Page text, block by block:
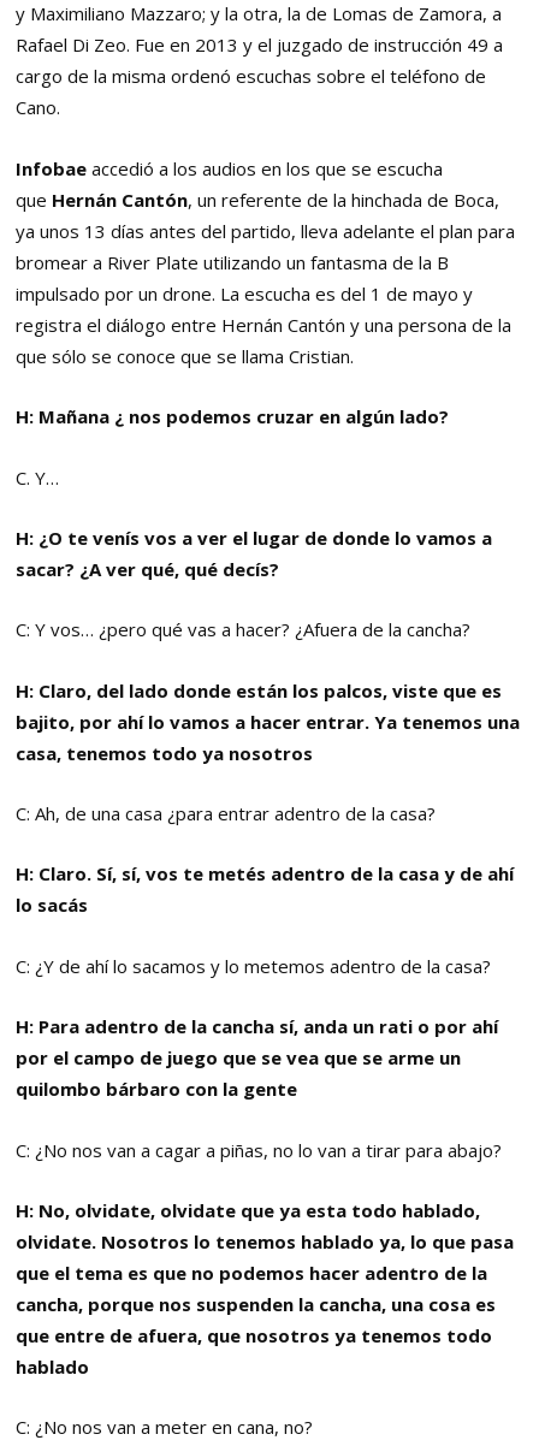
y Maximiliano Mazzaro; y la otra, la de Lomas de Zamora, a
Rafael Di Zeo. Fue en 2013 y el juzgado de instrucción 49 a
cargo de la misma ordenó escuchas sobre el teléfono de
Cano.
Infobaeaccedió a los audios en los que se escucha
que Hernán Cantón, un referente de la hinchada de Boca,
ya unos 13 días antes del partido, lleva adelante el plan para
bromear a River Plate utilizando un fantasma de la B
impulsado por un drone. La escucha es del 1 de mayo y
registra el diálogo entre Hernán Cantón y una persona de la
que sólo se conoce que se llama Cristian.
H: Mañana ¿ nos podemos cruzar en algún lado?
C. Y…
H: ¿O te venís vos a ver el lugar de donde lo vamos a
sacar? ¿A ver qué, qué decís?
C: Y vos… ¿pero qué vas a hacer? ¿Afuera de la cancha?
H: Claro, del lado donde están los palcos, viste que es
bajito, por ahí lo vamos a hacer entrar. Ya tenemos una
casa, tenemos todo ya nosotros
C: Ah, de una casa ¿para entrar adentro de la casa?
H: Claro. Sí, sí, vos te metés adentro de la casa y de ahí
lo sacás
C: ¿Y de ahí lo sacamos y lo metemos adentro de la casa?
H: Para adentro de la cancha sí, anda un rati o por ahí
por el campo de juego que se vea que se arme un
quilombo bárbaro con la gente
C: ¿No nos van a cagar a piñas, no lo van a tirar para abajo?
H: No, olvidate, olvidate que ya esta todo hablado,
olvidate. Nosotros lo tenemos hablado ya, lo que pasa
que el tema es que no podemos hacer adentro de la
cancha, porque nos suspenden la cancha, una cosa es
que entre de afuera, que nosotros ya tenemos todo
hablado
C: ¿No nos van a meter en cana, no?